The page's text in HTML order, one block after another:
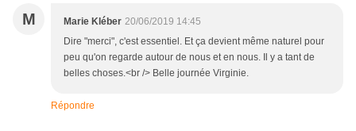
M Marie Kléber 20/06/2019 14:45
Dire "merci", c'est essentiel. Et ça devient même naturel pour
peu qu'on regarde autour de nous et en nous. Il y a tant de
belles choses.<br /> Belle journée Virginie.
Répondre